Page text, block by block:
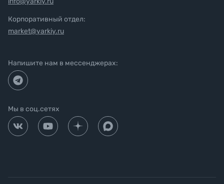
Корпоративный отдел:
market@yarkiy.ru
Напишите нам в мессенджерах:
Мы в соц.сетях